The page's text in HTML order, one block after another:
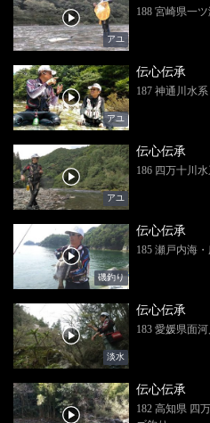
アユ
188 宮崎県一
アユ
伝心伝承
187 神通川水
アユ
伝心伝承
186 四万十川
磯釣り
伝心伝承
185 瀬戸内海
淡水
伝心伝承
183 愛媛県面
伝心伝承
182 高知県 四